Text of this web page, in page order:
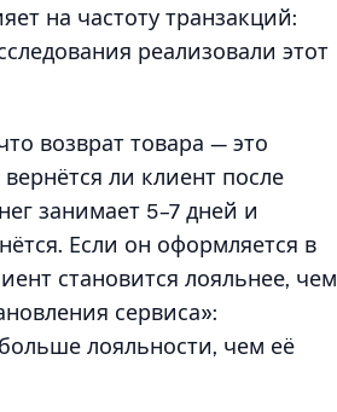
на частоту транзакций:
реализовали этот
возврат товара — это
ли клиент после
занимает 5–7 дней и
Если он оформляется в
становится лояльнее, чем
сервиса»:
лояльности, чем её